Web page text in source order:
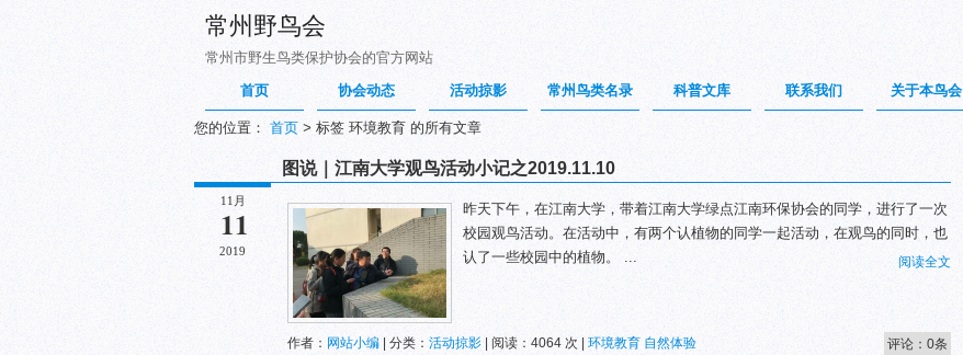
常州野鸟会
常州市野生鸟类保护协会的官方网站
首页 协会动态 活动掠影 常州鸟类名录 科普文库 联系我们 关于本鸟会
您的位置： 首页 > 标签 环境教育 的所有文章
11月
11
2019
图说｜江南大学观鸟活动小记之2019.11.10
昨天下午，在江南大学，带着江南大学绿点江南环保协会的同学，进行了一次
校园观鸟活动。在活动中，有两个认植物的同学一起活动，在观鸟的同时，也
认了一些校园中的植物。 ...
阅读全文
作者： 网站小编 | 分类： 活动掠影 | 阅读：4064 次 | 环境教育 自然体验 评论：0条